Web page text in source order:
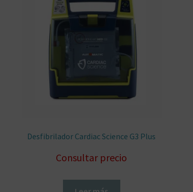
Desfibrilador Cardiac Science G3 Plus
Consultar precio